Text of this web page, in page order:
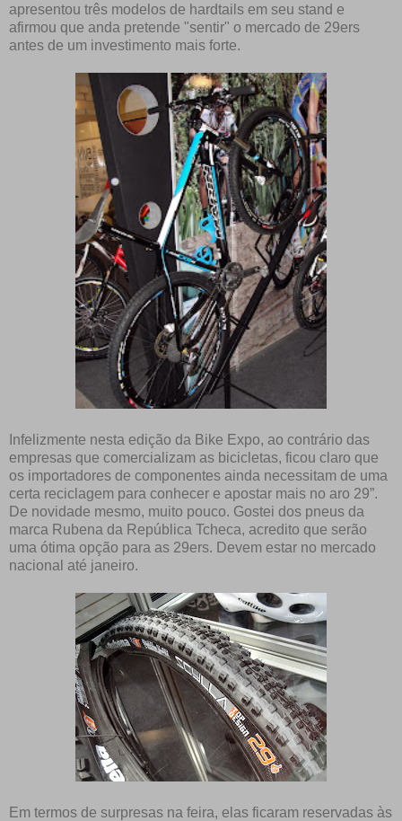
apresentou três modelos de hardtails em seu stand e
afirmou que anda pretende "sentir" o mercado de 29ers
antes de um investimento mais forte.
Infelizmente nesta edição da Bike Expo, ao contrário das
empresas que comercializam as bicicletas, ficou claro que
os importadores de componentes ainda necessitam de uma
certa reciclagem para conhecer e apostar mais no aro 29”.
De novidade mesmo, muito pouco. Gostei dos pneus da
marca Rubena da República Tcheca, acredito que serão
uma ótima opção para as 29ers. Devem estar no mercado
nacional até janeiro.
Em termos de surpresas na feira, elas ficaram reservadas às